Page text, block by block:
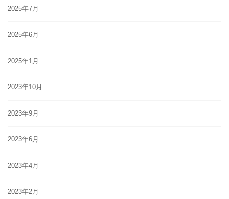
2025年7月
2025年6月
2025年1月
2023年10月
2023年9月
2023年6月
2023年4月
2023年2月